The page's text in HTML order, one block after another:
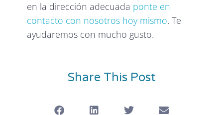
en la dirección adecuada ponte en
contacto con nosotros hoy mismo. Te
ayudaremos con mucho gusto.
Share This Post